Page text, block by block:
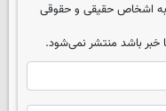
به اشخاص حقیقی و حقوقی
خبر باشد منتشر نمی‌شود.